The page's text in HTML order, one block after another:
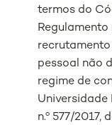
termos do
pessoal não
regime de
Universidade
n.º 577/2017,